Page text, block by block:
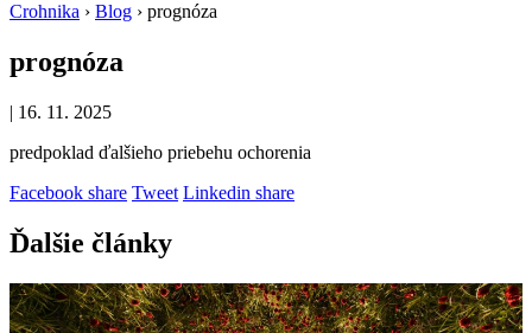
Crohnika › Blog › prognóza
prognóza
| 16. 11. 2025
predpoklad ďalšieho priebehu ochorenia
Facebook share Tweet Linkedin share
Ďalšie články